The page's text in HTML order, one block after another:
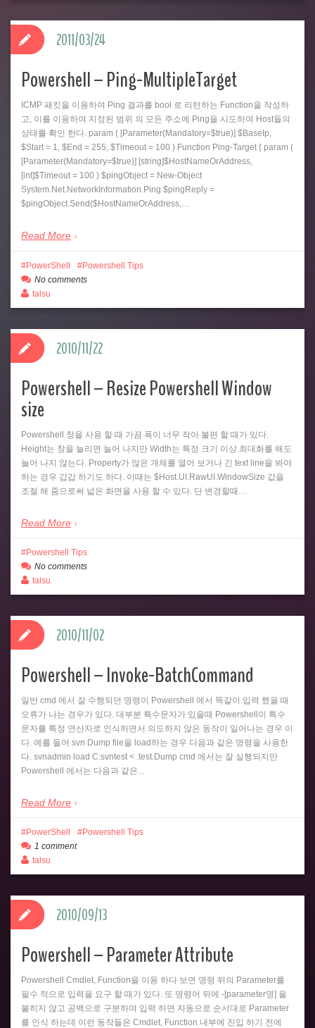
Powershell – Ping-MultipleTarget
ICMP 패킷을 이용하여 Ping 결과를 bool 로 리턴하는 Function을 작성하
고, 이를 이용하여 지정된 범위 의 모든 주소에 Ping을 시도하여 Host들의
상태를 확인 한다. param ( [Parameter(Mandatory=$true)] $BaseIp,
$Start = 1, $End = 255, $Timeout = 100 ) Function Ping-Target { param (
[Parameter(Mandatory=$true)] [string]$HostNameOrAddress,
[int]$Timeout = 100 ) $pingObject = New-Object
System.Net.NetworkInformation.Ping $pingReply =
$pingObject.Send($HostNameOrAddress,…
Read More
2011/03/24
PowerShell
Powershell Tips
No comments
talsu
Powershell – Resize Powershell Window
size
Powershell 창을 사용 할 때 가끔 폭이 너무 작아 불편 할 때가 있다.
Height는 창을 늘리면 늘어 나지만 Width는 특정 크기 이상 최대화를 해도
늘어 나지 않는다. Property가 많은 개체를 열어 보거나 긴 text line을 봐야
하는 경우 갑갑 하기도 하다. 이때는 $Host.UI.RawUI.WindowSize 값을
조절 해 줌으로써 넓은 화면을 사용 할 수 있다. 단 변경할때…
Read More
2010/11/22
Powershell Tips
No comments
talsu
Powershell – Invoke-BatchCommand
일반 cmd 에서 잘 수행되던 명령이 Powershell 에서 똑같이 입력 했을 때
오류가 나는 경우가 있다. 대부분 특수문자가 있을때 Powershell이 특수
문자를 특정 연산자로 인식하면서 의도하지 않은 동작이 일어나는 경우 이
다. 예를 들어 svn Dump file을 load하는 경우 다음과 같은 명령을 사용한
다. svnadmin load C:svntest < .test.Dump cmd 에서는 잘 실행되지만
Powershell 에서는 다음과 같은...
Read More
2010/11/02
PowerShell
Powershell Tips
1 comment
talsu
Powershell – Parameter Attribute
Powershell Cmdlet, Function을 이용 하다 보면 명령 뒤의 Parameter를
필수 적으로 입력을 요구 할 때가 있다. 또 명령어 뒤에 -[parameter명] 을
붙히지 않고 공백으로 구분하여 입력 하면 자동으로 순서대로 Parameter
를 인식 하는데 이런 동작들은 Cmdlet, Function 내부에 진입 하기 전에
2010/09/13